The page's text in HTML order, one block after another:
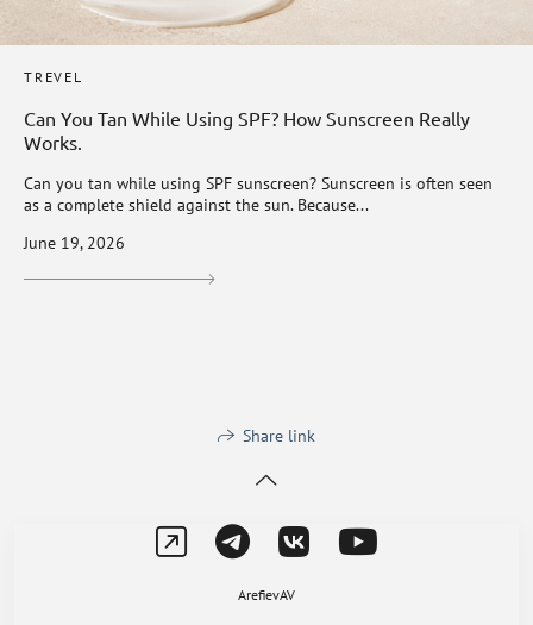
TREVEL
Can You Tan While Using SPF? How Sunscreen Really
Works.
Can you tan while using SPF sunscreen? Sunscreen is often seen
as a complete shield against the sun. Because...
June 19, 2026
Share link
ArefievAV
This site uses cookies for site functionality and traffic analysis.